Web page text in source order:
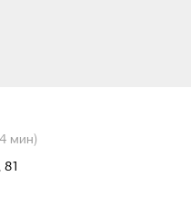
мин)